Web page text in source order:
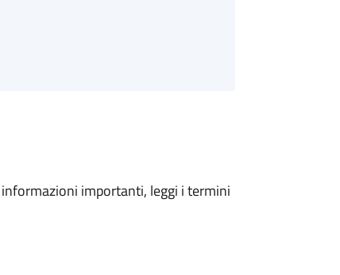
importanti, leggi i termini